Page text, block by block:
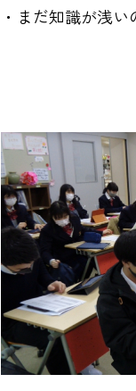
・ まだ知識が浅